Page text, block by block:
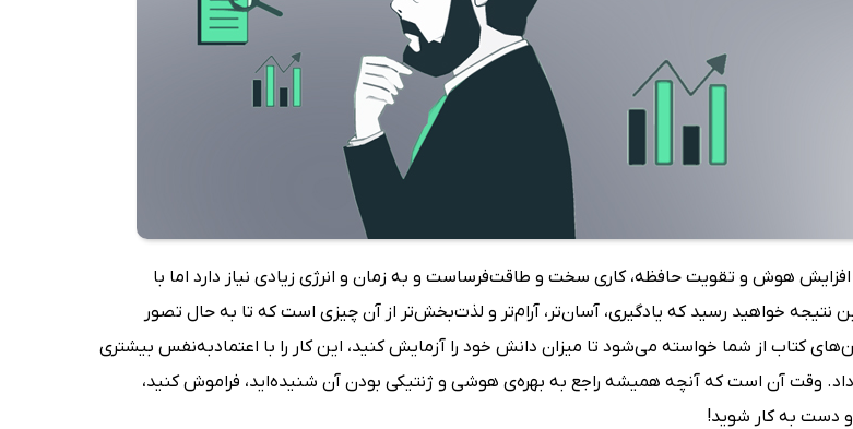
هوش و تقویت حافظه، کاری سخت و طاقت‌فرساست و به زمان و انرژی زیادی نیاز دارد اما با
نتیجه خواهید رسید که یادگیری، آسان‌تر، آرام‌تر و لذت‌بخش‌تر از آن چیزی است که تا به حال تصور
کتاب از شما خواسته می‌شود تا میزان دانش خود را آزمایش کنید، این کار را با اعتماد‌به‌نفس بیشتری
وقت آن است که آنچه همیشه راجع به بهره‌ی هوشی و ژنتیکی بودن آن شنیده‌اید، فراموش کنید،
و دست به کار شوید!